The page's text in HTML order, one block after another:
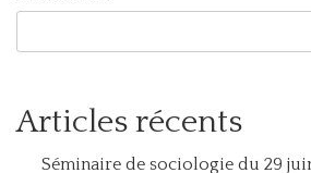
Articles récents
Séminaire de sociologie du 29